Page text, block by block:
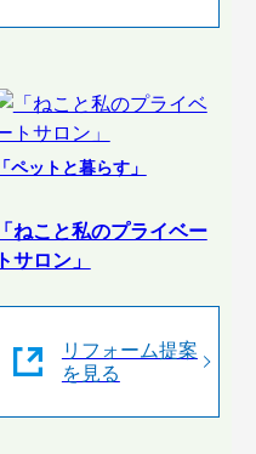
「ペットと暮らす」
「ねこと私のプライベー
トサロン」
リフォーム提案
を見る